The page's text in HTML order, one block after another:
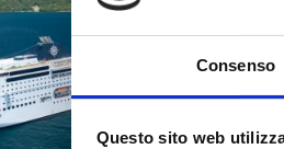
Consenso
Questo sito web